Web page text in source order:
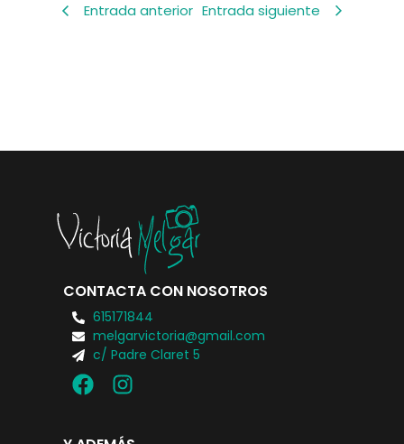
Entrada anterior Entrada siguiente
CONTACTA CON NOSOTROS
615171844
melgarvictoria@gmail.com
c/ Padre Claret 5